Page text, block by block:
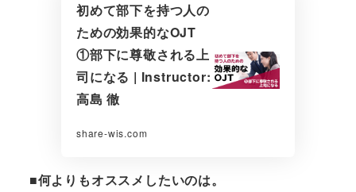
初めて部下を持つ人の
ための効果的なOJT
①部下に尊敬される上
司になる | Instructor:
高島 徹
share-wis.com
■何よりもオススメしたいのは。